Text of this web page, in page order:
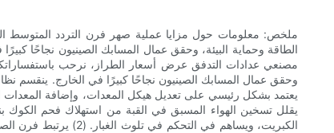
ملخص: معلومات حول مزايا عملية صهر فرن التردد المتوسط
الطاقة وحماية البيئة، وحقق عمال المسابك الصينيون نجاحًا
مصنعي عدادات التدفق عرض أسعار الطراز، نرحب
يعتمد بشكل رئيسي على تعديل هيكل المعدات، وإضافة المعدات
الكبريت، ويساهم في